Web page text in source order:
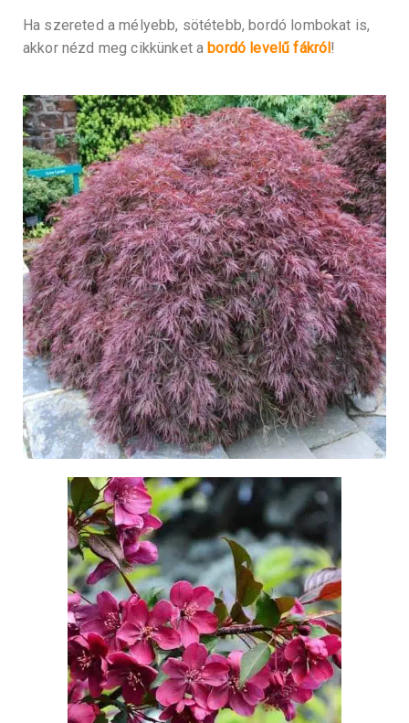
Ha szereted a mélyebb, sötétebb, bordó lombokat is,
akkor nézd meg cikkünket abordó levelű fákról!